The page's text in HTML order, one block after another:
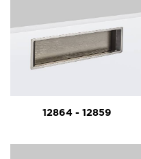
12864 - 12859